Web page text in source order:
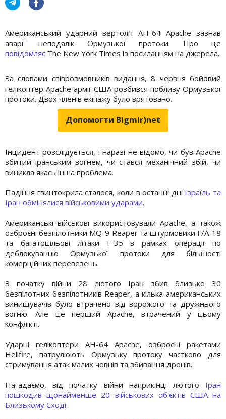
Американський ударний вертоліт AH-64 Apache зазнав
аварії неподалік Ормузької протоки. Про це
повідомляє The New York Times із посиланням на джерела.
За словами співрозмовників видання, 8 червня бойовий
гелікоптер Apache армії США розбився поблизу Ормузької
протоки. Двох членів екіпажу було врятовано.
Допомогти Bigmir)net
Інцидент розслідується, і наразі не відомо, чи був Apache
збитий іранським вогнем, чи стався механічний збій, чи
виникла якась інша проблема.
Падіння гвинтокрила сталося, коли в останні дні Ізраїль та
Іран обмінялися військовими ударами.
Американські військові використовували Apache, а також
озброєні безпілотники MQ-9 Reaper та штурмовики F/A-18
та багатоцільові літаки F-35 в рамках операції по
деблокуванню Ормузької протоки для більшості
комерційних перевезень.
З початку війни 28 лютого Іран збив близько 30
безпілотних безпілотників Reaper, а кілька американських
винищувачів було втрачено від ворожого та дружнього
вогню. Але це перший Apache, втрачений у цьому
конфлікті.
Ударні гелікоптери AH-64 Apache, озброєні ракетами
Hellfire, патрулюють Ормузьку протоку частково для
стримування атак малих човнів та збивання дронів.
Нагадаємо, від початку війни наприкінці лютого Іран
пошкодив щонайменше 20 військових об'єктів США на
Близькому Сході.